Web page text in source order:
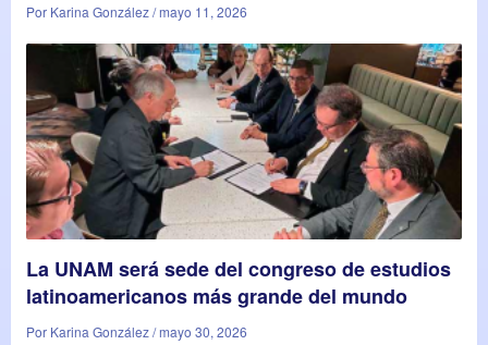
Por Karina González / mayo 11, 2026
La UNAM será sede del congreso de estudios
latinoamericanos más grande del mundo
Por Karina González / mayo 30, 2026